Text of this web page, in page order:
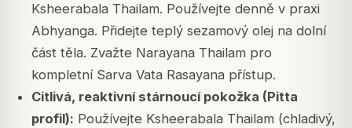
Ksheerabala Thailam. Používejte denně v praxi
Abhyanga. Přidejte teplý sezamový olej na dolní
část těla. Zvažte Narayana Thailam pro
kompletní Sarva Vata Rasayana přístup.
Citlivá, reaktivní stárnoucí pokožka (Pitta
profil): Používejte Ksheerabala Thailam (chladivý,